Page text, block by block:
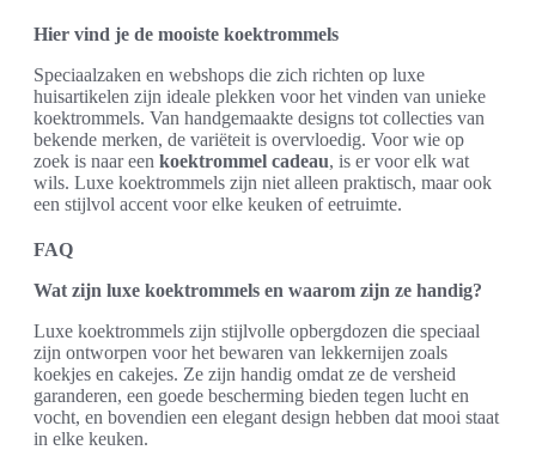
Hier vind je de mooiste koektrommels
Speciaalzaken en webshops die zich richten op luxe
huisartikelen zijn ideale plekken voor het vinden van unieke
koektrommels. Van handgemaakte designs tot collecties van
bekende merken, de variëteit is overvloedig. Voor wie op
zoek is naar een koektrommel cadeau, is er voor elk wat
wils. Luxe koektrommels zijn niet alleen praktisch, maar ook
een stijlvol accent voor elke keuken of eetruimte.
FAQ
Wat zijn luxe koektrommels en waarom zijn ze handig?
Luxe koektrommels zijn stijlvolle opbergdozen die speciaal
zijn ontworpen voor het bewaren van lekkernijen zoals
koekjes en cakejes. Ze zijn handig omdat ze de versheid
garanderen, een goede bescherming bieden tegen lucht en
vocht, en bovendien een elegant design hebben dat mooi staat
in elke keuken.